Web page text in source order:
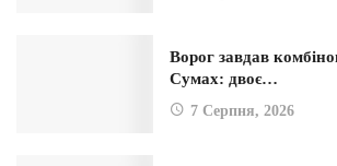
Ворог завдав
Сумах: двоє…
7 Серпня, 2026